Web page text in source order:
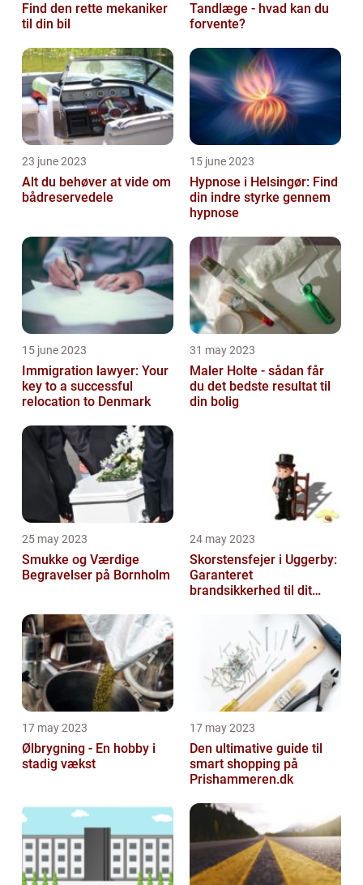
Find den rette mekaniker
til din bil
Tandlæge - hvad kan du
forvente?
23 june 2023
Alt du behøver at vide om
bådreservedele
15 june 2023
Hypnose i Helsingør: Find
din indre styrke gennem
hypnose
15 june 2023
Immigration lawyer: Your
key to a successful
relocation to Denmark
31 may 2023
Maler Holte - sådan får
du det bedste resultat til
din bolig
25 may 2023
Smukke og Værdige
Begravelser på Bornholm
24 may 2023
Skorstensfejer i Uggerby:
Garanteret
brandsikkerhed til dit
17 may 2023
Ølbrygning - En hobby i
stadig vækst
17 may 2023
Den ultimative guide til
smart shopping på
Prishammeren.dk